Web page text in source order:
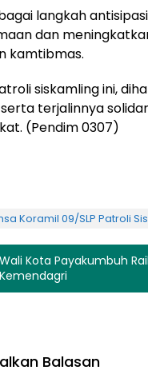
langkah
dan
kamtibmas.
siskamling ini,
serta terjalinnya
(Pendim 0307)
Koramil 09/SLP Patroli
Wali Kota Payakumbuh
Kemendagri
Balasan